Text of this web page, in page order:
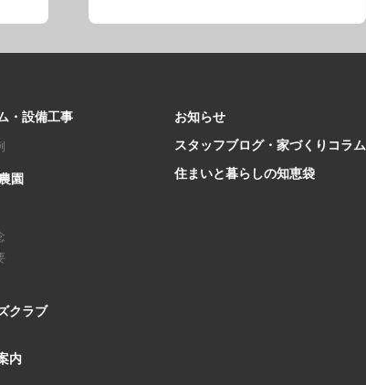
・設備工事
園
クラブ
内
お知らせ
スタッフブログ・家づくりコラム
住まいと暮らしの知恵袋